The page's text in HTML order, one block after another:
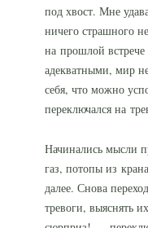
под хвост. Мне
ничего страшного
на прошлой встрече
адекватными, мир
себя, что можно
переключался на
Начинались мысли
газ, потопы из
далее. Снова
тревоги, выяснять